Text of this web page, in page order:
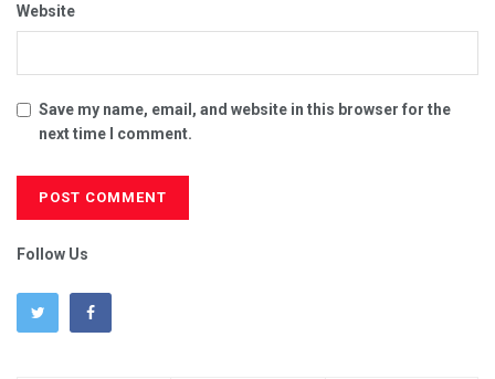
Website
Save my name, email, and website in this browser for the
next time I comment.
Follow Us